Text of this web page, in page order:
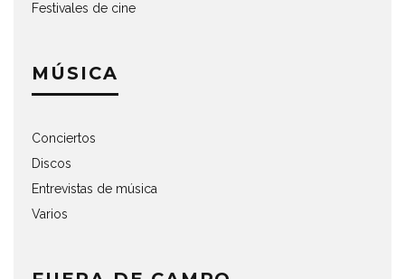
Festivales de cine
MÚSICA
Conciertos
Discos
Entrevistas de música
Varios